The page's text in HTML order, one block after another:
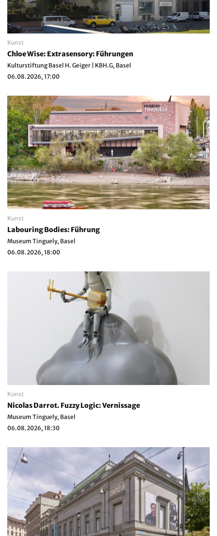
Kunst
Chloe Wise: Extrasensory: Führungen
Kulturstiftung Basel H. Geiger | KBH.G, Basel
06.08.2026, 17:00
Kunst
Labouring Bodies: Führung
Museum Tinguely, Basel
06.08.2026, 18:00
Kunst
Nicolas Darrot. Fuzzy Logic: Vernissage
Museum Tinguely, Basel
06.08.2026, 18:30